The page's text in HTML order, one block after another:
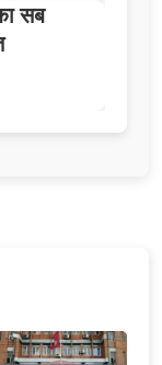
सब